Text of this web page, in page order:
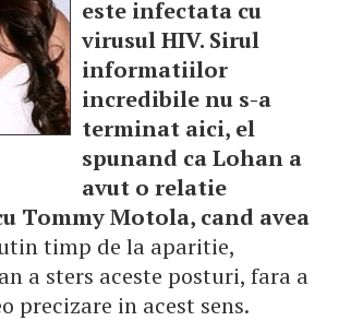
este infectata cu
virusul HIV. Sirul
informatiilor
incredibile nu s-a
terminat aici, el
spunand ca Lohan a
avut o relatie
Tommy Motola, cand avea
timp de la aparitie,
a sters aceste posturi, fara a
precizare in acest sens.